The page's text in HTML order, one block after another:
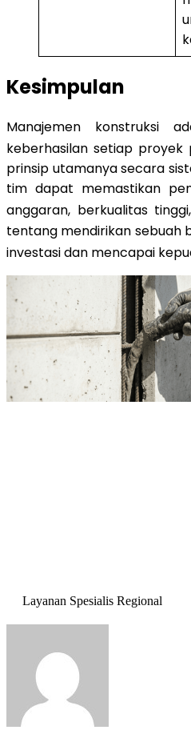
Kesimpulan
Manajemen konstruksi
keberhasilan setiap proyek
prinsip utamanya secara
tim dapat memastikan
anggaran, berkualitas
tentang mendirikan sebuah
investasi dan mencapai
Layanan Spesialis Regional